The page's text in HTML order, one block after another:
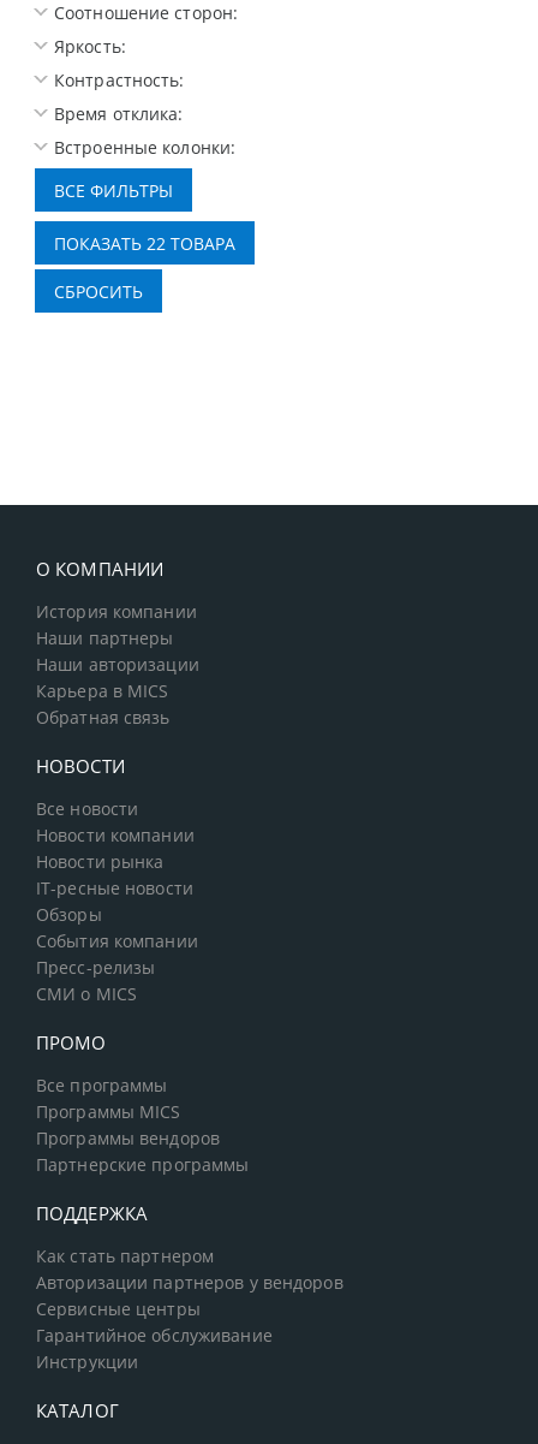
Соотношение сторон:
Яркость:
Контрастность:
Время отклика:
Встроенные колонки:
О КОМПАНИИ
История компании
Наши партнеры
Наши авторизации
Карьера в MICS
Обратная связь
НОВОСТИ
Все новости
Новости компании
Новости рынка
IT-ресные новости
Обзоры
События компании
Пресс-релизы
СМИ о MICS
ПРОМО
Все программы
Программы MICS
Программы вендоров
Партнерские программы
ПОДДЕРЖКА
Как стать партнером
Авторизации партнеров у вендоров
Сервисные центры
Гарантийное обслуживание
Инструкции
КАТАЛОГ